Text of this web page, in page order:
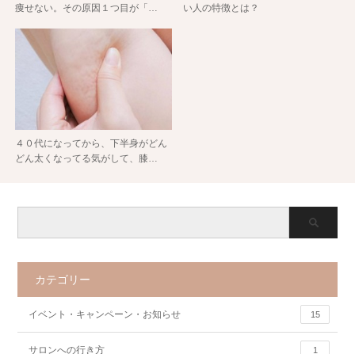
痩せない。その原因１つ目が「…
い人の特徴とは？
４０代になってから、下半身がどん
どん太くなってる気がして、膝…
カテゴリー
イベント・キャンペーン・お知らせ 15
サロンへの行き方 1